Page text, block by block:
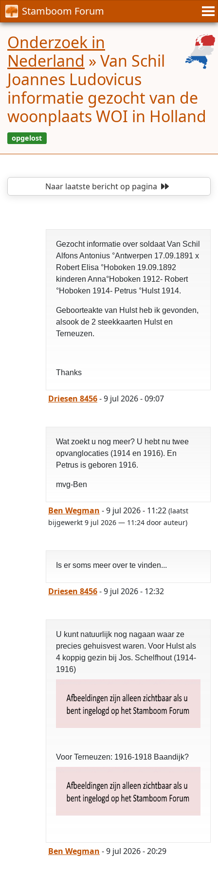
Stamboom Forum
Onderzoek in
Nederland » Van Schil
Joannes Ludovicus
informatie gezocht van de
woonplaats WOI in Holland
opgelost
Naar laatste berichtop pagina
Gezocht informatie over soldaat Van Schil
Alfons Antonius °Antwerpen 17.09.1891 x
Robert Elisa °Hoboken 19.09.1892
kinderen Anna°Hoboken 1912- Robert
°Hoboken 1914- Petrus °Hulst 1914.
Geboorteakte van Hulst heb ik gevonden,
alsook de 2 steekkaarten Hulst en
Terneuzen.
Thanks
Driesen 8456- 9 jul 2026 - 09:07
Wat zoekt u nog meer? U hebt nu twee
opvanglocaties (1914 en 1916). En
Petrus is geboren 1916.
mvg-Ben
Ben Wegman - 9 jul 2026 - 11:22 (laatst
bijgewerkt 9 jul 2026 — 11:24 door auteur)
Is er soms meer over te vinden...
Driesen 8456- 9 jul 2026 - 12:32
U kunt natuurlijk nog nagaan waar ze
precies gehuisvest waren. Voor Hulst als
4 koppig gezin bij Jos. Schelfhout (1914-
1916)
Voor Terneuzen: 1916-1918 Baandijk?
Ben Wegman - 9 jul 2026 - 20:29